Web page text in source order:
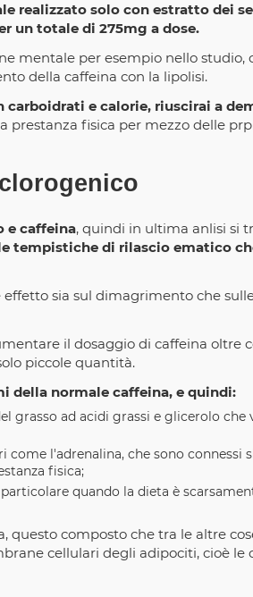
realizzato solo con estratto dei
un totale di 275mg a dose.
mentale per esempio nello studio,
della caffeina con la lipolisi.
carboidrati e calorie, riuscirai a
prestanza fisica per mezzo delle
e caffeina, quindi in ultima anlisi si
tempistiche di rilascio ematico
sia sul dimagrimento che
il dosaggio di caffeina oltre
piccole quantità.
della normale caffeina, e quindi:
grasso ad acidi grassi e glicerolo che
l'adrenalina, che sono connessi
fisica;
quando la dieta è
composto che tra le altre
cellulari degli adipociti, cioè le